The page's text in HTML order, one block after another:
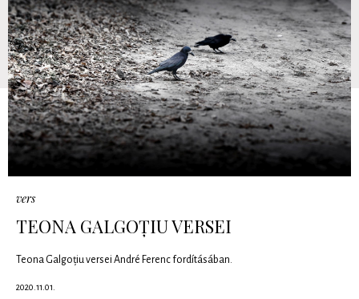
vers
TEONA GALGOȚIU VERSEI
Teona Galgoțiu versei André Ferenc fordításában.
2020.11.01.